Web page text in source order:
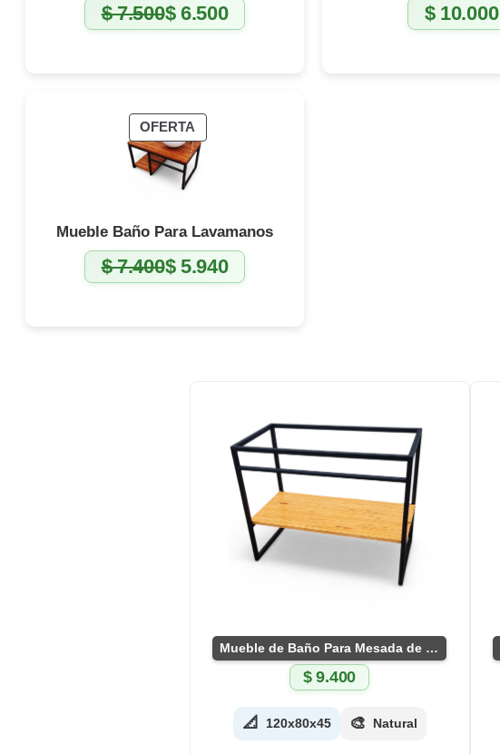
$7.500El
precio
$6.500
El
precio
$10.000
OFERTA
EN
OFERTA
Mueble Baño Para Lavamanos
$7.400El
precio
$5.940
El
precio
Mueble de Baño Para Mesada de Marmol
$9.400
📐 120x80x45 🎨 Natural